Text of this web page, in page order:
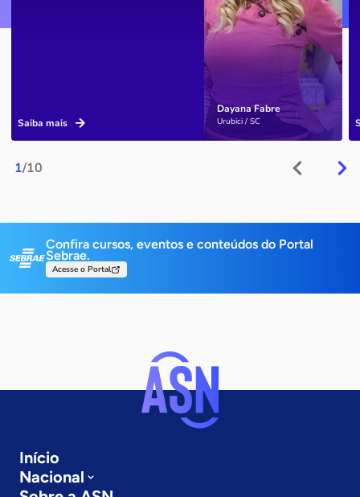
1/10
Dayana Fabre
Urubici / SC
Saiba mais
Confira cursos, eventos e conteúdos do Portal
Sebrae.
Acesse o Portal
Início
Nacional